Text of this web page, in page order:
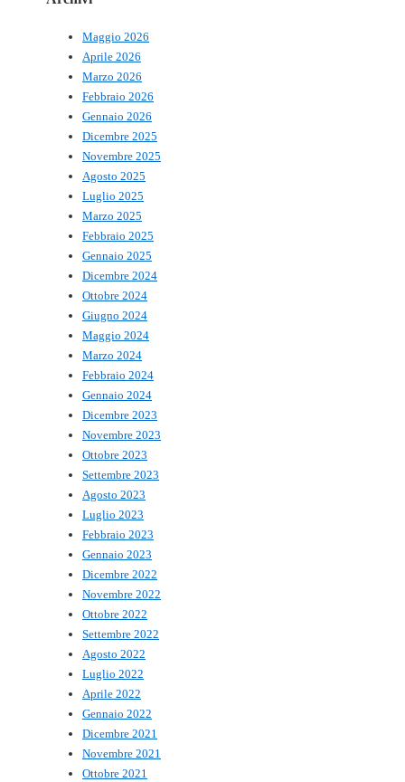
Maggio 2026
Aprile 2026
Marzo 2026
Febbraio 2026
Gennaio 2026
Dicembre 2025
Novembre 2025
Agosto 2025
Luglio 2025
Marzo 2025
Febbraio 2025
Gennaio 2025
Dicembre 2024
Ottobre 2024
Giugno 2024
Maggio 2024
Marzo 2024
Febbraio 2024
Gennaio 2024
Dicembre 2023
Novembre 2023
Ottobre 2023
Settembre 2023
Agosto 2023
Luglio 2023
Febbraio 2023
Gennaio 2023
Dicembre 2022
Novembre 2022
Ottobre 2022
Settembre 2022
Agosto 2022
Luglio 2022
Aprile 2022
Gennaio 2022
Dicembre 2021
Novembre 2021
Ottobre 2021